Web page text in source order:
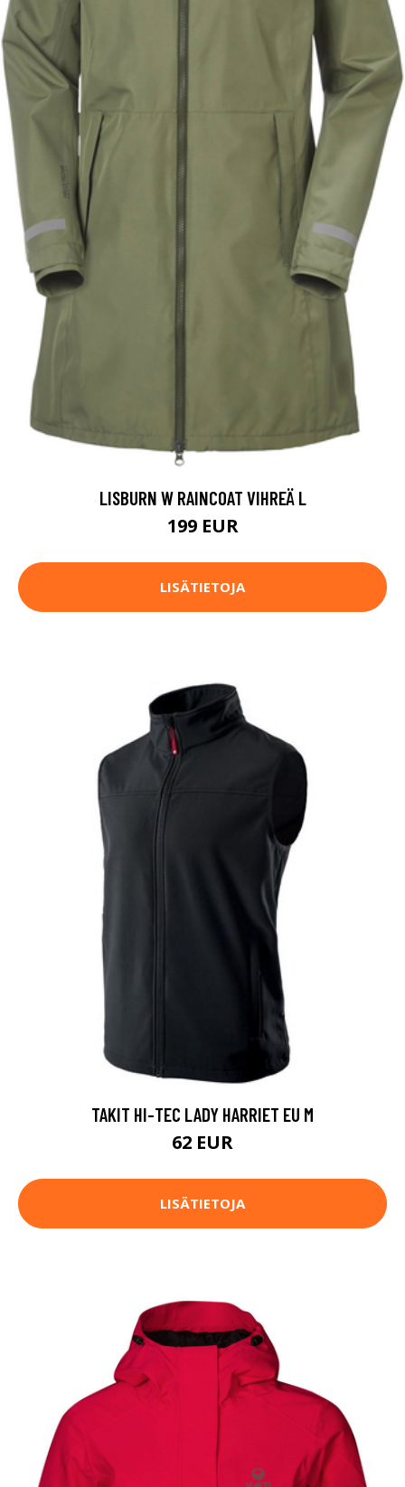
LISBURN W RAINCOAT VIHREÄ L
199 EUR
LISÄTIETOJA
TAKIT HI-TEC LADY HARRIET EU M
62 EUR
LISÄTIETOJA